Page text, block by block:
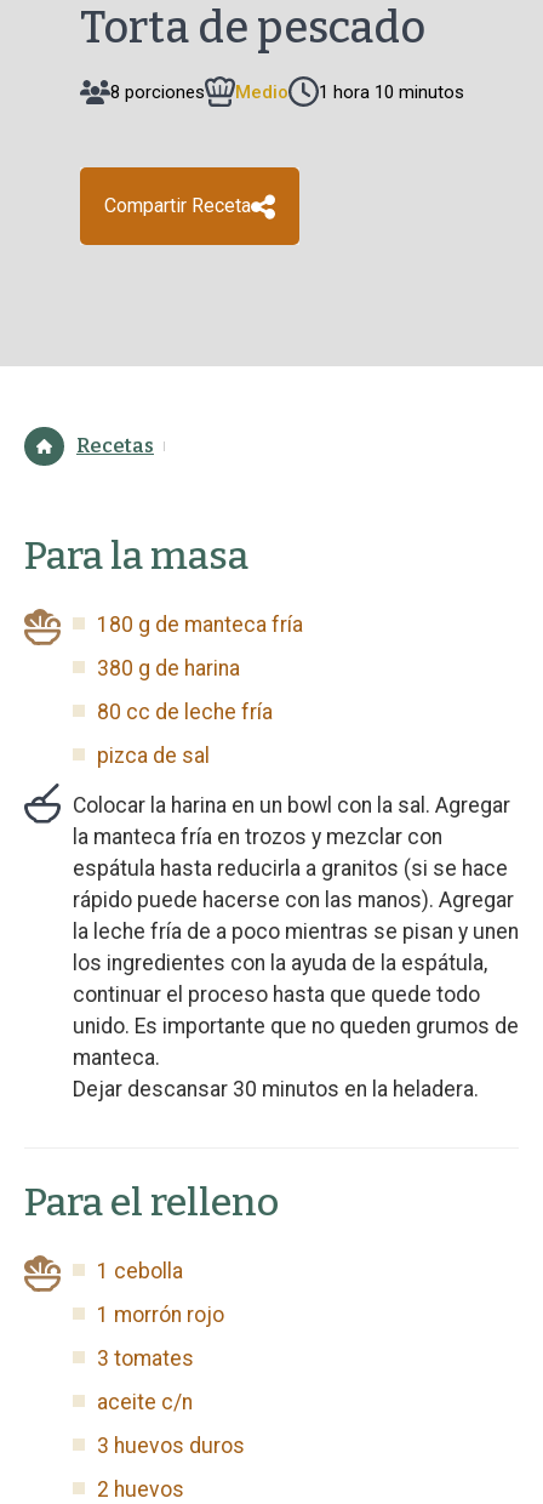
Torta de pescado
8 porciones Medio 1 hora 10 minutos
Compartir Receta
Recetas
Para la masa
180 g de manteca fría
380 g de harina
80 cc de leche fría
pizca de sal
Colocar la harina en un bowl con la sal. Agregar
la manteca fría en trozos y mezclar con
espátula hasta reducirla a granitos (si se hace
rápido puede hacerse con las manos). Agregar
la leche fría de a poco mientras se pisan y unen
los ingredientes con la ayuda de la espátula,
continuar el proceso hasta que quede todo
unido. Es importante que no queden grumos de
manteca.
Dejar descansar 30 minutos en la heladera.
Para el relleno
1 cebolla
1 morrón rojo
3 tomates
aceite c/n
3 huevos duros
2 huevos